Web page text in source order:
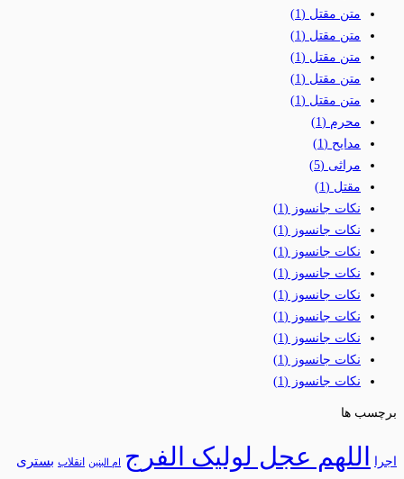
متن مقتل (1)
متن مقتل (1)
متن مقتل (1)
متن مقتل (1)
متن مقتل (1)
محرم (1)
مدایح (1)
مراثی (5)
مقتل (1)
نکات جانسوز (1)
نکات جانسوز (1)
نکات جانسوز (1)
نکات جانسوز (1)
نکات جانسوز (1)
نکات جانسوز (1)
نکات جانسوز (1)
نکات جانسوز (1)
نکات جانسوز (1)
برچسب ها
اجرا اللهم عجل لولیک الفرج ام البنین انقلاب بستری